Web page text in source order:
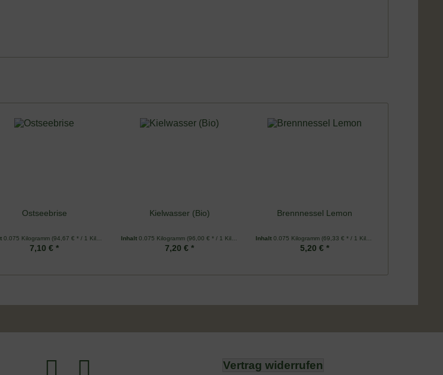
Ostseebrise
0.075 Kilogramm (94,67 € * / 1 Kilogramm)
7,10 € *
Kielwasser (Bio)
Inhalt 0.075 Kilogramm (96,00 € * / 1 Kilogramm)
7,20 € *
Brennnessel Lemon
Inhalt0.075 Kilogramm (69,33 € * / 1 Kilogramm)
5,20 € *
Vertrag widerrufen